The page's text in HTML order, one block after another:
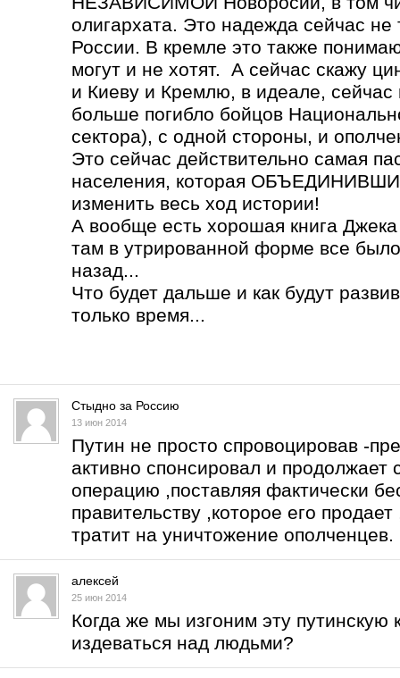
олигархата. Это надежда сейчас
России. В кремле это также
могут и не хотят. А сейчас скажу
и Киеву и Кремлю, в идеале,
больше погибло бойцов
сектора), с одной стороны, и
Это сейчас действительно самая
населения, которая
изменить весь ход истории!
А вообще есть хорошая книга
там в утрированной форме все
назад...
Что будет дальше и как будут
только время...
Стыдно за Россию
13 июн 2014
Путин не просто спровоцировав -
активно спонсировал и продолжает
операцию ,поставляя фактически
правительству ,которое его
тратит на уничтожение ополченцев.
алексей
25 июн 2014
Когда же мы изгоним эту путинскую
издеваться над людьми?